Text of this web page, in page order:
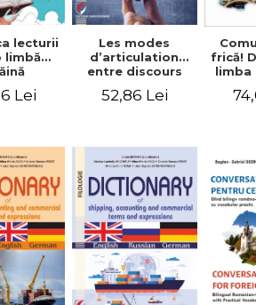
lecturii
limbă
Lei
Les modes
d’articulation
entre discours
discours propre
52,86 Lei
frică!
limba